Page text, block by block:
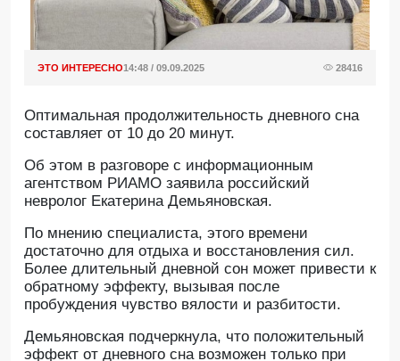
ЭТО ИНТЕРЕСНО14:48 / 09.09.2025 28416
Оптимальная продолжительность дневного сна
составляет от 10 до 20 минут.
Oб этом в разговоре с информационным
агентством РИАМО заявила российский
невролог Екатерина Демьяновская.
По мнению специалиста, этого времени
достаточно для отдыха и восстановления сил.
Более длительный дневной сон может привести к
обратному эффекту, вызывая после
пробуждения чувство вялости и разбитости.
Демьяновская подчеркнула, что положительный
эффект от дневного сна возможен только при